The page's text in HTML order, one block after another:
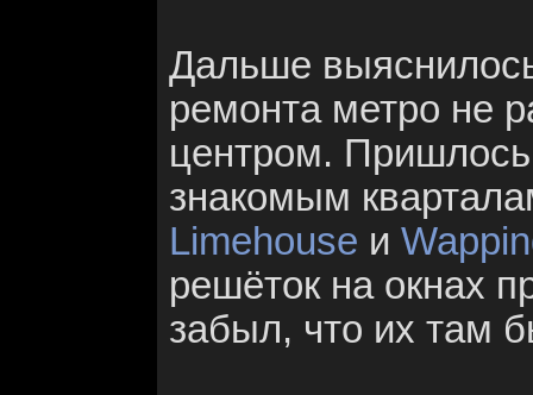
Дальше
ремонта метро не
центром.
знакомым
Limehouse и
решёток на окнах
забыл, что их там